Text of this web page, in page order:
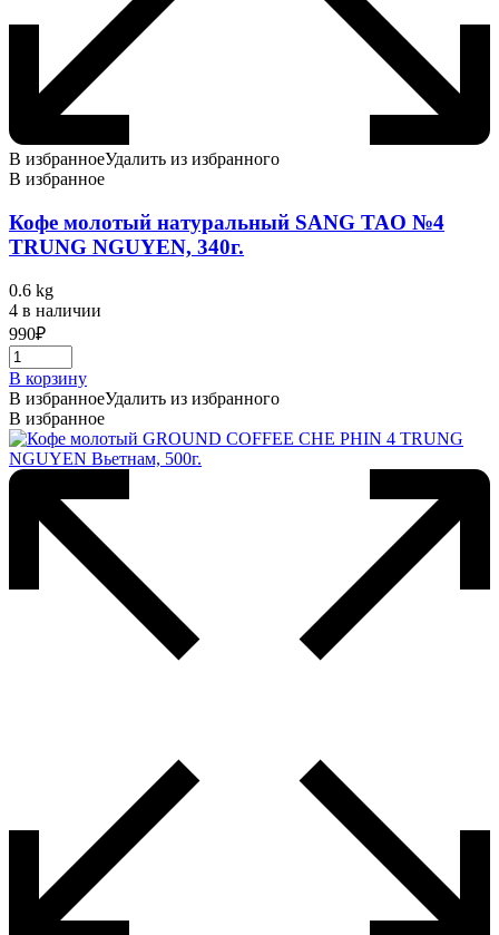
В избранноеУдалить из избранного
В избранное
Кофе молотый натуральный SANG TAO №4
TRUNG NGUYEN, 340г.
0.6 kg
4 в наличии
990₽
В корзину
В избранноеУдалить из избранного
В избранное